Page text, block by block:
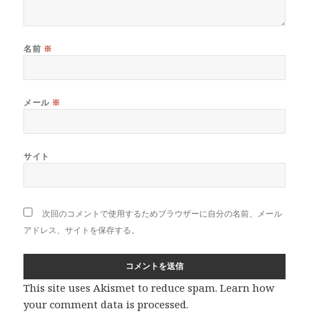
名前 ※
メール ※
サイト
次回のコメントで使用するためブラウザーに自分の名前、メール
アドレス、サイトを保存する。
This site uses Akismet to reduce spam.Learn how
your comment data is processed.